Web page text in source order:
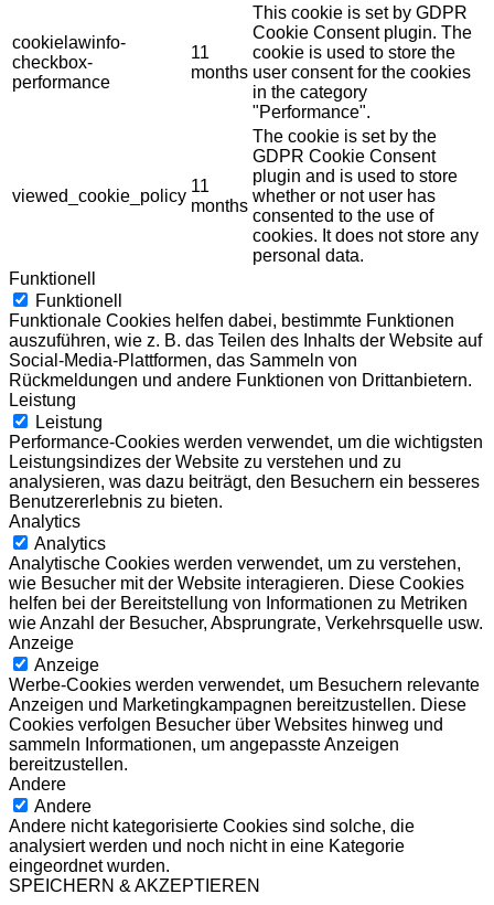
cookielawinfo-
checkbox-
performance
11
months
This cookie is set by GDPR
Cookie Consent plugin. The
cookie is used to store the
user consent for the cookies
in the category
"Performance".
viewed_cookie_policy
11
months
The cookie is set by the
GDPR Cookie Consent
plugin and is used to store
whether or not user has
consented to the use of
cookies. It does not store any
personal data.
Funktionell
Funktionell
Funktionale Cookies helfen dabei, bestimmte Funktionen
auszuführen, wie z. B. das Teilen des Inhalts der Website auf
Social-Media-Plattformen, das Sammeln von
Rückmeldungen und andere Funktionen von Drittanbietern.
Leistung
Leistung
Performance-Cookies werden verwendet, um die wichtigsten
Leistungsindizes der Website zu verstehen und zu
analysieren, was dazu beiträgt, den Besuchern ein besseres
Benutzererlebnis zu bieten.
Analytics
Analytics
Analytische Cookies werden verwendet, um zu verstehen,
wie Besucher mit der Website interagieren. Diese Cookies
helfen bei der Bereitstellung von Informationen zu Metriken
wie Anzahl der Besucher, Absprungrate, Verkehrsquelle usw.
Anzeige
Anzeige
Werbe-Cookies werden verwendet, um Besuchern relevante
Anzeigen und Marketingkampagnen bereitzustellen. Diese
Cookies verfolgen Besucher über Websites hinweg und
sammeln Informationen, um angepasste Anzeigen
bereitzustellen.
Andere
Andere
Andere nicht kategorisierte Cookies sind solche, die
analysiert werden und noch nicht in eine Kategorie
eingeordnet wurden.
SPEICHERN & AKZEPTIEREN